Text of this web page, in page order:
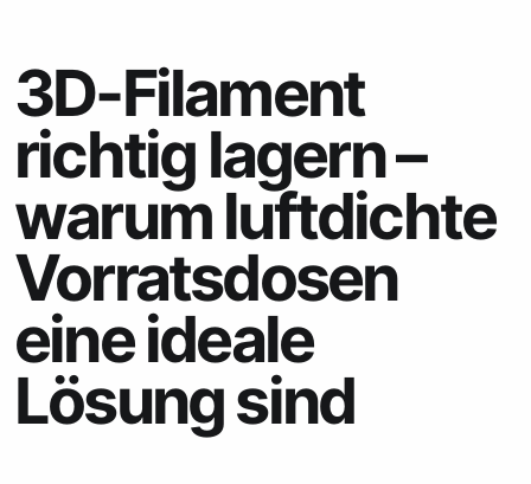
3D-Filament
richtig lagern –
warum luftdichte
Vorratsdosen
eine ideale
Lösung sind